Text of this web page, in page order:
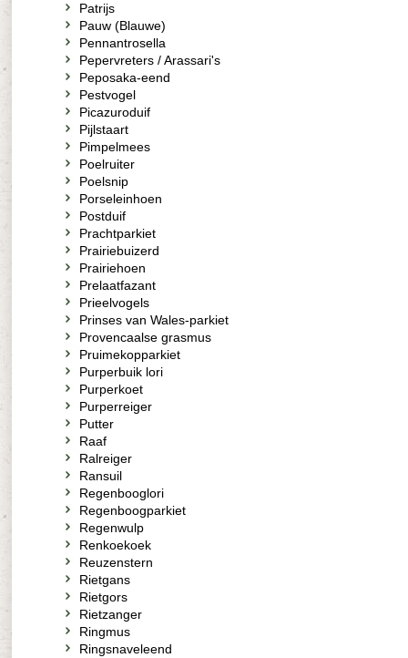
Patrijs
Pauw (Blauwe)
Pennantrosella
Pepervreters / Arassari's
Peposaka-eend
Pestvogel
Picazuroduif
Pijlstaart
Pimpelmees
Poelruiter
Poelsnip
Porseleinhoen
Postduif
Prachtparkiet
Prairiebuizerd
Prairiehoen
Prelaatfazant
Prieelvogels
Prinses van Wales-parkiet
Provencaalse grasmus
Pruimekopparkiet
Purperbuik lori
Purperkoet
Purperreiger
Putter
Raaf
Ralreiger
Ransuil
Regenbooglori
Regenboogparkiet
Regenwulp
Renkoekoek
Reuzenstern
Rietgans
Rietgors
Rietzanger
Ringmus
Ringsnaveleend